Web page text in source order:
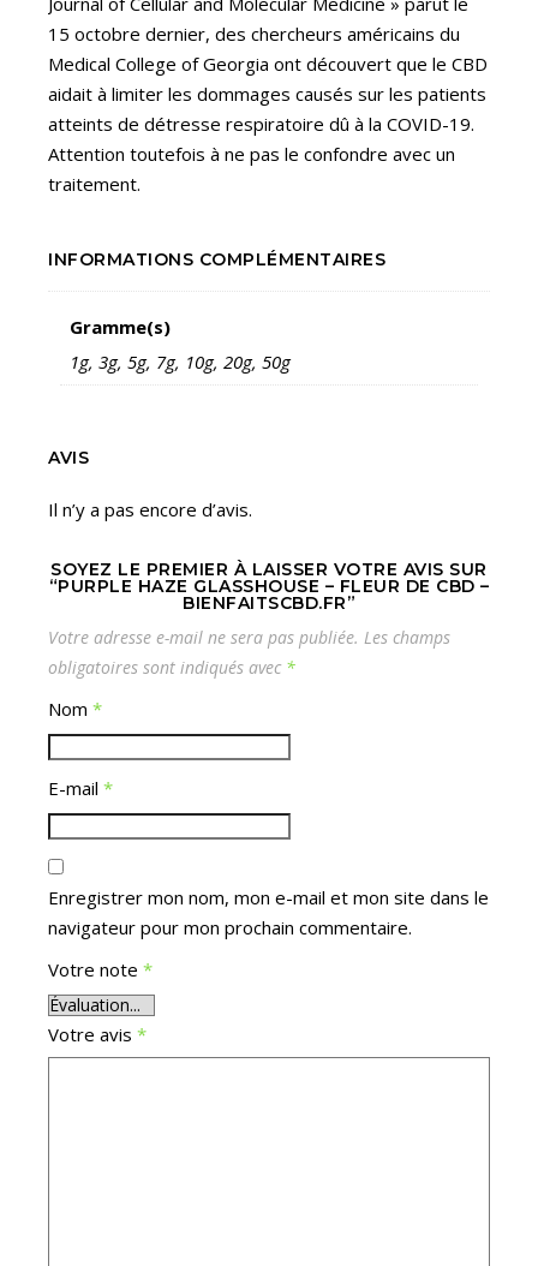
15 octobre dernier, des chercheurs américains du
Medical College of Georgia ont découvert que le CBD
aidait à limiter les dommages causés sur les patients
atteints de détresse respiratoire dû à la COVID-19.
Attention toutefois à ne pas le confondre avec un
traitement.
INFORMATIONS COMPLÉMENTAIRES
Gramme(s)
1g, 3g, 5g, 7g, 10g, 20g, 50g
AVIS
Il n’y a pas encore d’avis.
SOYEZ LE PREMIER À LAISSER VOTRE AVIS SUR
“PURPLE HAZE GLASSHOUSE – FLEUR DE CBD –
BIENFAITSCBD.FR”
Votre adresse e-mail ne sera pas publiée. Les champs
obligatoires sont indiqués avec *
Nom *
E-mail *
Enregistrer mon nom, mon e-mail et mon site dans le
navigateur pour mon prochain commentaire.
Votre note *
Votre avis *